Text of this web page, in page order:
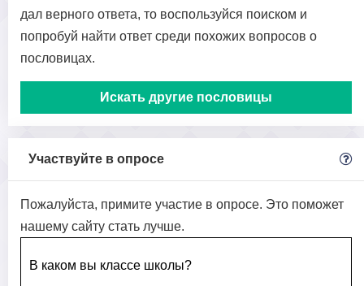
дал верного ответа, то воспользуйся поиском и
попробуй найти ответ среди похожих вопросов о
пословицах.
Искать другие пословицы
Участвуйте в опросе
Пожалуйста, примите участие в опросе. Это поможет
нашему сайту стать лучше.
В каком вы классе школы?